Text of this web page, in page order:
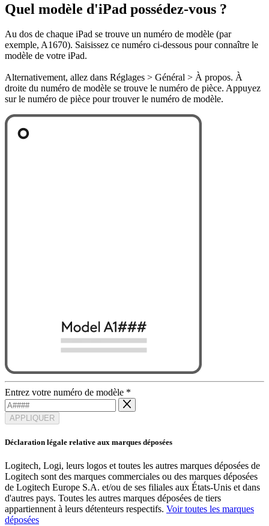
Quel modèle d'iPad possédez-vous ?
Au dos de chaque iPad se trouve un numéro de modèle (par
exemple, A1670). Saisissez ce numéro ci-dessous pour connaître le
modèle de votre iPad.
Alternativement, allez dans Réglages > Général > À propos. À
droite du numéro de modèle se trouve le numéro de pièce. Appuyez
sur le numéro de pièce pour trouver le numéro de modèle.
Entrez votre numéro de modèle *
APPLIQUER
Déclaration légale relative aux marques déposées
Logitech, Logi, leurs logos et toutes les autres marques déposées de
Logitech sont des marques commerciales ou des marques déposées
de Logitech Europe S.A. et/ou de ses filiales aux États-Unis et dans
d'autres pays. Toutes les autres marques déposées de tiers
appartiennent à leurs détenteurs respectifs. Voir toutes les marques
déposées